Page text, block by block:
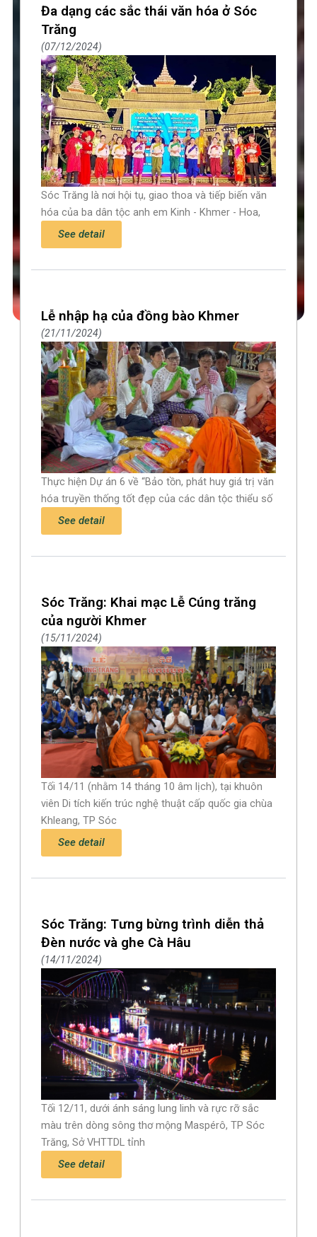
Đa dạng các sắc thái văn hóa ở Sóc
Trăng
07/12/2024
Sóc Trăng là nơi hội tụ, giao thoa và tiếp biến văn
hóa của ba dân tộc anh em Kinh - Khmer - Hoa,
See detail
Lễ nhập hạ của đồng bào Khmer
21/11/2024
Thực hiện Dự án 6 về “Bảo tồn, phát huy giá trị văn
hóa truyền thống tốt đẹp của các dân tộc thiểu số
See detail
Sóc Trăng: Khai mạc Lễ Cúng trăng
của người Khmer
15/11/2024
Tối 14/11 (nhằm 14 tháng 10 âm lịch), tại khuôn
viên Di tích kiến trúc nghệ thuật cấp quốc gia chùa
Khleang, TP Sóc
See detail
Sóc Trăng: Tưng bừng trình diễn thả
Đèn nước và ghe Cà Hâu
14/11/2024
Tối 12/11, dưới ánh sáng lung linh và rực rỡ sắc
màu trên dòng sông thơ mộng Maspérô, TP Sóc
Trăng, Sở VHTTDL tỉnh
See detail